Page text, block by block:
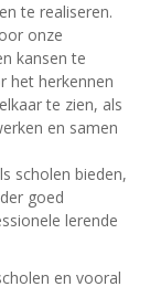
te realiseren.
onze
kansen te
het herkennen
te zien, als
en samen
scholen bieden,
goed
lerende
en vooral